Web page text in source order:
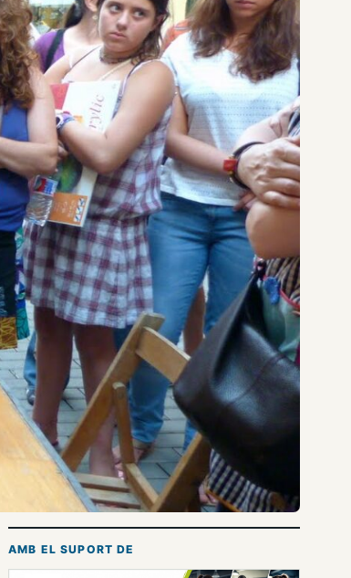
AMB EL SUPORT DE